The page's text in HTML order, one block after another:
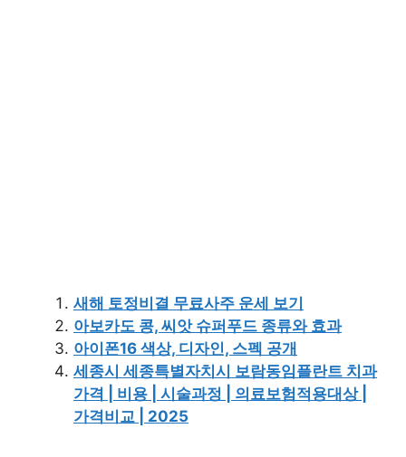
새해 토정비결 무료사주 운세 보기
아보카도 콩, 씨앗 슈퍼푸드 종류와 효과
아이폰16 색상, 디자인, 스펙 공개
세종시 세종특별자치시 보람동임플란트 치과
가격 | 비용 | 시술과정 | 의료보험적용대상 |
가격비교 | 2025